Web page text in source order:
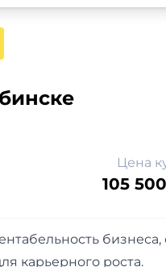
Цена
105
карьерного роста.